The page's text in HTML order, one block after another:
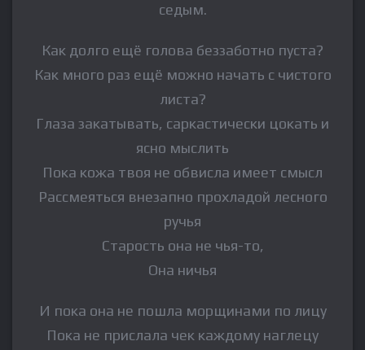
седым.
Как долго ещё голова беззаботно пуста?
Как много раз ещё можно начать с чистого
листа?
Глаза закатывать, саркастически цокать и
ясно мыслить
Пока кожа твоя не обвисла имеет смысл
Рассмеяться внезапно прохладой лесного
ручья
Старость она не чья-то,
Она ничья
И пока она не пошла морщинами по лицу
Пока не прислала чек каждому наглецу